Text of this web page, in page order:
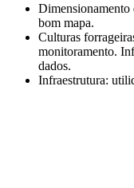
Dimensionamento
bom mapa.
Culturas
monitoramento.
dados.
Infraestrutura: